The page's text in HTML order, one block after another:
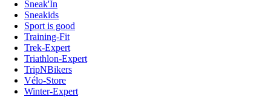
Sneak'In
Sneakids
Sport is good
Training-Fit
Trek-Expert
Triathlon-Expert
TripNBikers
Vélo-Store
Winter-Expert